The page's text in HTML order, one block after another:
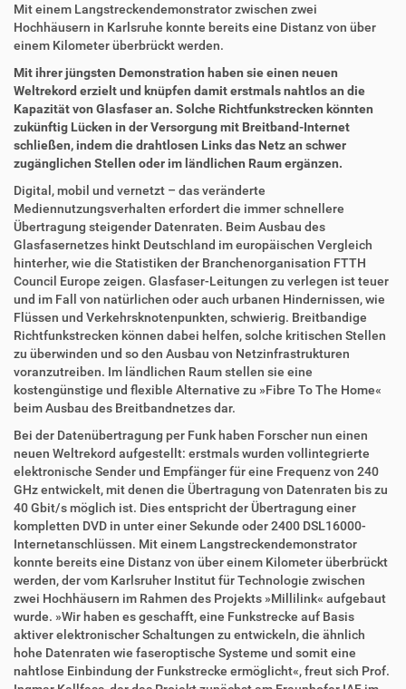
D
i
r
k
t
z
u
g
r
i
f
f
A
r
t
k
e
l
a
k
t
i
o
n
e
n
Mit einem Langstreckendemonstrator zwischen zwei
Hochhäusern in Karlsruhe konnte bereits eine Distanz von über
einem Kilometer überbrückt werden.
Mit ihrer jüngsten Demonstration haben sie einen neuen
Weltrekord erzielt und knüpfen damit erstmals nahtlos an die
Kapazität von Glasfaser an. Solche Richtfunkstrecken könnten
zukünftig Lücken in der Versorgung mit Breitband-Internet
schließen, indem die drahtlosen Links das Netz an schwer
zugänglichen Stellen oder im ländlichen Raum ergänzen.
Digital, mobil und vernetzt – das veränderte
Mediennutzungsverhalten erfordert die immer schnellere
Übertragung steigender Datenraten. Beim Ausbau des
Glasfasernetzes hinkt Deutschland im europäischen Vergleich
hinterher, wie die Statistiken der Branchenorganisation FTTH
Council Europe zeigen. Glasfaser-Leitungen zu verlegen ist teuer
und im Fall von natürlichen oder auch urbanen Hindernissen, wie
Flüssen und Verkehrsknotenpunkten, schwierig. Breitbandige
Richtfunkstrecken können dabei helfen, solche kritischen Stellen
zu überwinden und so den Ausbau von Netzinfrastrukturen
voranzutreiben. Im ländlichen Raum stellen sie eine
kostengünstige und flexible Alternative zu »Fibre To The Home«
beim Ausbau des Breitbandnetzes dar.
Bei der Datenübertragung per Funk haben Forscher nun einen
neuen Weltrekord aufgestellt: erstmals wurden vollintegrierte
elektronische Sender und Empfänger für eine Frequenz von 240
GHz entwickelt, mit denen die Übertragung von Datenraten bis zu
40 Gbit/s möglich ist. Dies entspricht der Übertragung einer
kompletten DVD in unter einer Sekunde oder 2400 DSL16000-
Internetanschlüssen. Mit einem Langstreckendemonstrator
konnte bereits eine Distanz von über einem Kilometer überbrückt
werden, der vom Karlsruher Institut für Technologie zwischen
zwei Hochhäusern im Rahmen des Projekts »Millilink« aufgebaut
wurde. »Wir haben es geschafft, eine Funkstrecke auf Basis
aktiver elektronischer Schaltungen zu entwickeln, die ähnlich
hohe Datenraten wie faseroptische Systeme und somit eine
nahtlose Einbindung der Funkstrecke ermöglicht«, freut sich Prof.